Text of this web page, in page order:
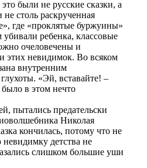
были не русские сказки, а
столь раскрученная
где «проклятые буржуины»
ребенка, классовые
очеловечены и
этих невидимок. Во всяком
внутренним
«Эй, вставайте! –
в этом нечто
пытались предательски
Николая
кончилась, потому что не
детства не
слишком большие уши